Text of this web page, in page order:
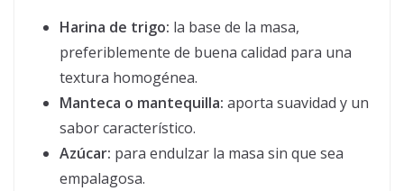
Harina de trigo: la base de la masa,
preferiblemente de buena calidad para una
textura homogénea.
Manteca o mantequilla: aporta suavidad y un
sabor característico.
Azúcar: para endulzar la masa sin que sea
empalagosa.